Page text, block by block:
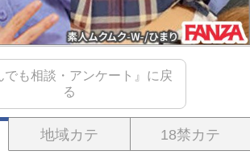
でも相談・アンケート』に戻
る
地域カテ 18禁カテ